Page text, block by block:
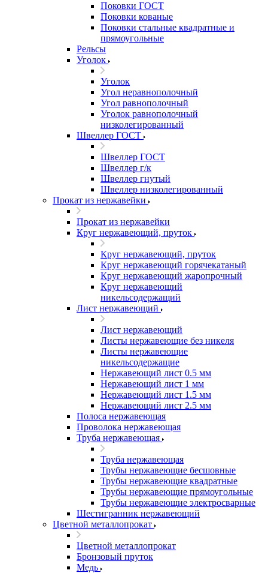
Поковки ГОСТ
Поковки кованые
Поковки стальные квадратные и
прямоугольные
Рельсы
Уголок
Уголок
Угол неравнополочный
Угол равнополочный
Уголок равнополочный
низколегированный
Швеллер ГОСТ
Швеллер ГОСТ
Швеллер г/к
Швеллер гнутый
Швеллер низколегированный
Прокат из нержавейки
Прокат из нержавейки
Круг нержавеющий, пруток
Круг нержавеющий, пруток
Круг нержавеющий горячекатаный
Круг нержавеющий жаропрочный
Круг нержавеющий
никельсодержащий
Лист нержавеющий
Лист нержавеющий
Листы нержавеющие без никеля
Листы нержавеющие
никельсодержащие
Нержавеющий лист 0.5 мм
Нержавеющий лист 1 мм
Нержавеющий лист 1.5 мм
Нержавеющий лист 2.5 мм
Полоса нержавеющая
Проволока нержавеющая
Труба нержавеющая
Труба нержавеющая
Трубы нержавеющие бесшовные
Трубы нержавеющие квадратные
Трубы нержавеющие прямоугольные
Трубы нержавеющие электросварные
Шестигранник нержавеющий
Цветной металлопрокат
Цветной металлопрокат
Бронзовый пруток
Медь